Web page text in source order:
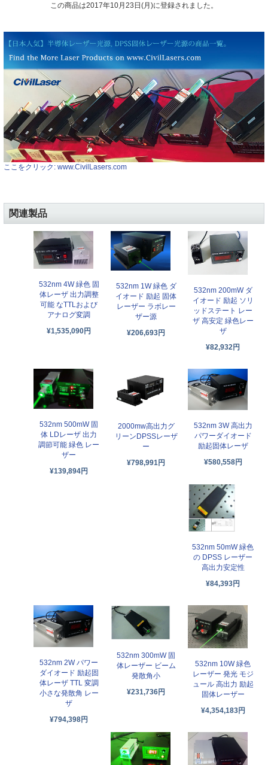
この商品は2017年10月23日(月)に登録されました。
ここをクリック: www.CivilLasers.com
関連製品
532nm 4W 緑色 固
体レーザ 出力調整
可能 なTTLおよび
アナログ変調
¥1,535,090円
532nm 1W 緑色 ダ
イオード 励起 固体
レーザー ラボレー
ザー源
¥206,693円
532nm 200mW ダ
イオード 励起 ソリ
ッドステート レー
ザ 高安定 緑色レー
ザ
¥82,932円
532nm 500mW 固
体 LDレーザ 出力
調節可能 緑色 レー
ザー
¥139,894円
2000mw高出力グ
リーンDPSSレーザ
ー
¥798,991円
532nm 3W 高出力
パワーダイオード
励起固体レーザ
¥580,558円
532nm 50mW 緑色
の DPSS レーザー
高出力安定性
¥84,393円
532nm 2W パワー
ダイオード 励起固
体レーザ TTL 変調
小さな発散角 レー
ザ
¥794,398円
532nm 300mW 固
体レーザー ビーム
発散角小
¥231,736円
532nm 10W 緑色
レーザー 発光 モジ
ュール 高出力 励起
固体レーザー
¥4,354,183円